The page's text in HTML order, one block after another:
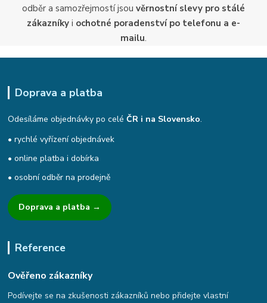
odběr a samozřejmostí jsou věrnostní slevy pro stálé
zákazníky i ochotné poradenství po telefonu a e-
mailu.
Doprava a platba
Odesíláme objednávky po celéČR i na Slovensko.
• rychlé vyřízení objednávek
• online platba i dobírka
• osobní odběr na prodejně
Doprava a platba →
Reference
Ověřeno zákazníky
Podívejte se na zkušenosti zákazníků nebo přidejte vlastní